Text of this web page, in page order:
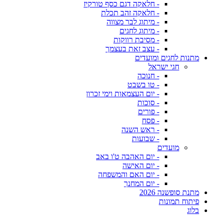
- חלאקה דגם כסף טורקיז
- חלאקה זהב תכלת
- מיתוג לבר מצווה
- מיתוג לחגים
- מסיבת רווקות
- עצב זאת בעצמך
מתנות לחגים ומועדים
חגי ישראל
- חנוכה
- טו בשבט
- יום העצמאות וימי זכרון
- סוכות
- פורים
- פסח
- ראש השנה
- שבועות
מועדים
- יום האהבה ט'ו באב
- יום האישה
- יום האם והמשפחה
- יום המחנך
מתנת סופשנה 2026
פיתוח תמונות
בלוג